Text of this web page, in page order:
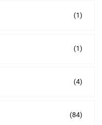
(1)
(1)
(4)
(84)